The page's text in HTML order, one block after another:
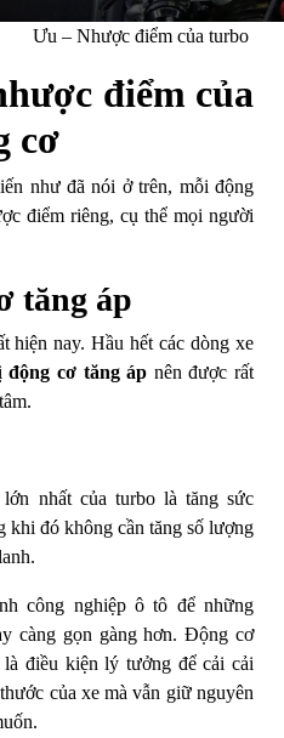
Ưu – Nhược điểm của turbo
điểm của
cơ
như đã nói ở trên, mỗi động
điểm riêng, cụ thể mọi người
tăng áp
hiện nay. Hầu hết các dòng xe
động cơ tăng áp nên được rất
nhất của turbo là tăng sức
khi đó không cần tăng số lượng
công nghiệp ô tô để những
càng gọn gàng hơn. Động cơ
điều kiện lý tưởng để cải cải
của xe mà vẫn giữ nguyên